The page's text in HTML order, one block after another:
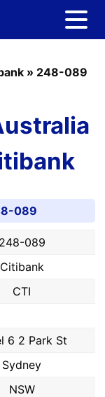
» 248-089
089
248-089
Citibank
CTI
6 2 Park St
Sydney
NSW